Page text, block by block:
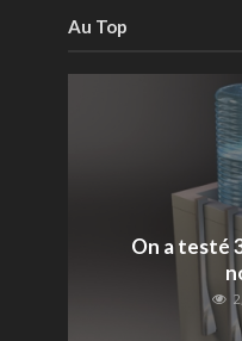
Au Top
On a testé